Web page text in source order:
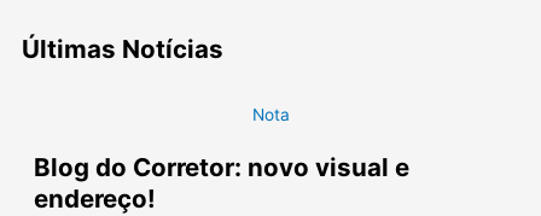
Últimas Notícias
Nota
Blog do Corretor: novo visual e
endereço!